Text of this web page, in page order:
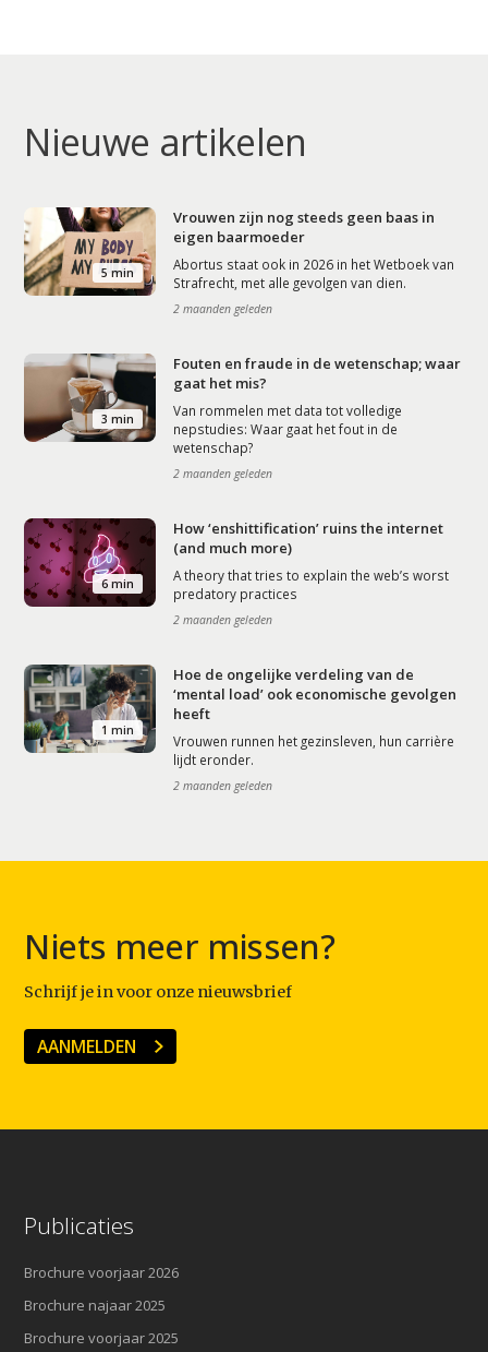
Nieuwe artikelen
5 min
Vrouwen zijn nog steeds geen baas in
eigen baarmoeder
Abortus staat ook in 2026 in het Wetboek van
Strafrecht, met alle gevolgen van dien.
2 maanden geleden
3 min
Fouten en fraude in de wetenschap; waar
gaat het mis?
Van rommelen met data tot volledige
nepstudies: Waar gaat het fout in de
wetenschap?
2 maanden geleden
6 min
How ‘enshittification’ ruins the internet
(and much more)
A theory that tries to explain the web’s worst
predatory practices
2 maanden geleden
1 min
Hoe de ongelijke verdeling van de
‘mental load’ ook economische gevolgen
heeft
Vrouwen runnen het gezinsleven, hun carrière
lijdt eronder.
2 maanden geleden
Niets meer missen?
Schrijf je in voor onze nieuwsbrief
AANMELDEN
Publicaties
Brochure voorjaar 2026
Brochure najaar 2025
Brochure voorjaar 2025